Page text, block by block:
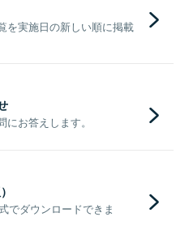
を実施日の新しい順に掲載
お答えします。
でダウンロードできま